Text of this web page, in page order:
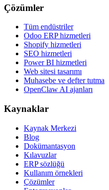
Çözümler
Tüm endüstriler
Odoo ERP hizmetleri
Shopify hizmetleri
SEO hizmetleri
Power BI hizmetleri
Web sitesi tasarımı
Muhasebe ve defter tutma
OpenClaw AI ajanları
Kaynaklar
Kaynak Merkezi
Blog
Dokümantasyon
Kılavuzlar
ERP sözlüğü
Kullanım örnekleri
Çözümler